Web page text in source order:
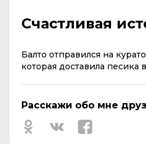
Счастливая
Балто отправился на
которая доставила песика
Расскажи обо мне